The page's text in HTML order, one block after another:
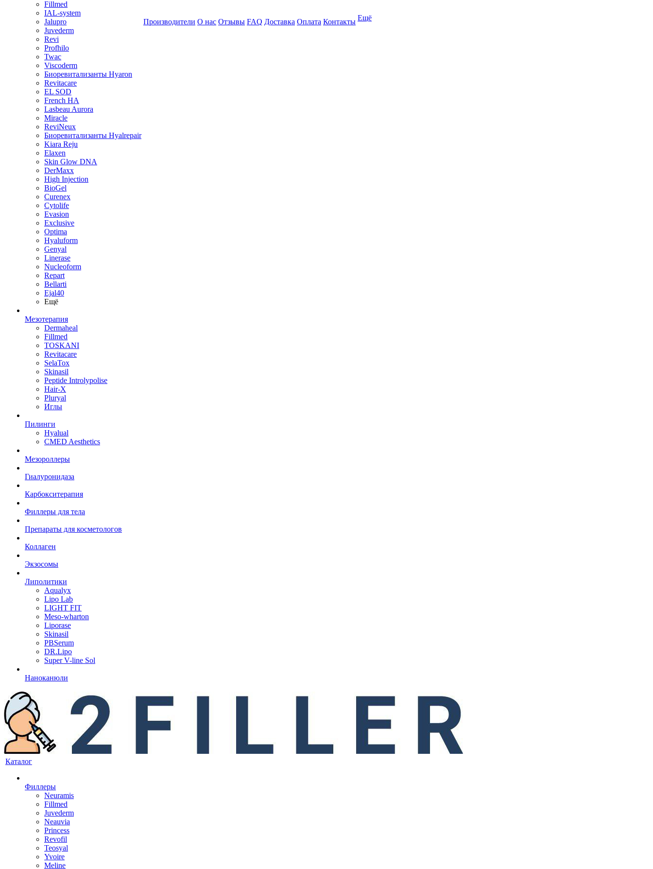
Fillmed
IAL-system
Jalupro
Juvederm
Revi
Profhilo
Twac
Viscoderm
Биоревитализанты Hyaron
Revitacare
EL SOD
French HA
Lasbeau Aurora
Miracle
ReviNeux
Биоревитализанты Hyalrepair
Kiara Reju
Elaxen
Skin Glow DNA
DerMaxx
High Injection
BioGel
Curenex
Cytolife
Evasion
Exclusive
Optima
Hyaluform
Genyal
Linerase
Nucleoform
Repart
Bellarti
Ejal40
Ещё
Мезотерапия
Dermaheal
Fillmed
TOSKANI
Revitacare
SelaTox
Skinasil
Peptide Introlypolise
Hair-X
Pluryal
Иглы
Пилинги
Hyalual
CMED Aesthetics
Мезороллеры
Гиалуронидаза
Карбокситерапия
Филлеры для тела
Препараты для косметологов
Коллаген
Экзосомы
Липолитики
Aqualyx
Lipo Lab
LIGHT FIT
Meso-wharton
Liporase
Skinasil
PBSerum
DR.Lipo
Super V-line Sol
Наноканюли
Производители О нас Отзывы FAQ Доставка Оплата Контакты Ещё
Каталог
Филлеры
Neuramis
Fillmed
Juvederm
Neauvia
Princess
Revofil
Teosyal
Yvoire
Meline